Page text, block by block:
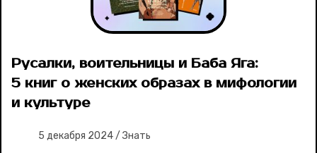
Русалки, воительницы и Баба Яга:
5 книг о женских образах в мифологии
и культуре
5 декабря 2024/ Знать